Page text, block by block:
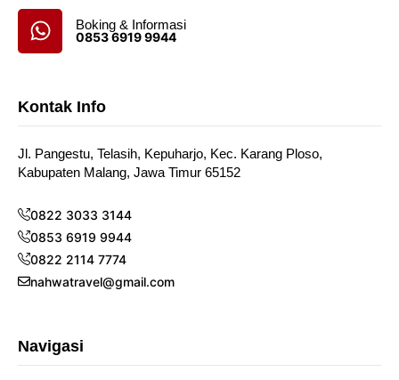
Boking & Informasi
0853 6919 9944
Kontak Info
Jl. Pangestu, Telasih, Kepuharjo, Kec. Karang Ploso,
Kabupaten Malang, Jawa Timur 65152
0822 3033 3144
0853 6919 9944
0822 2114 7774
nahwatravel@gmail.com
Navigasi